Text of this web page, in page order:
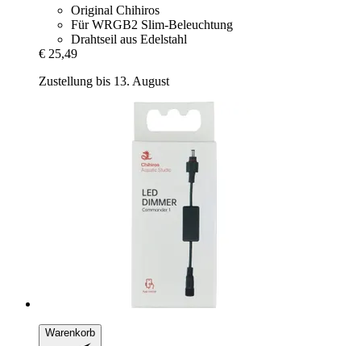
Original Chihiros
Für WRGB2 Slim-Beleuchtung
Drahtseil aus Edelstahl
€ 25,49
Zustellung bis 13. August
Warenkorb